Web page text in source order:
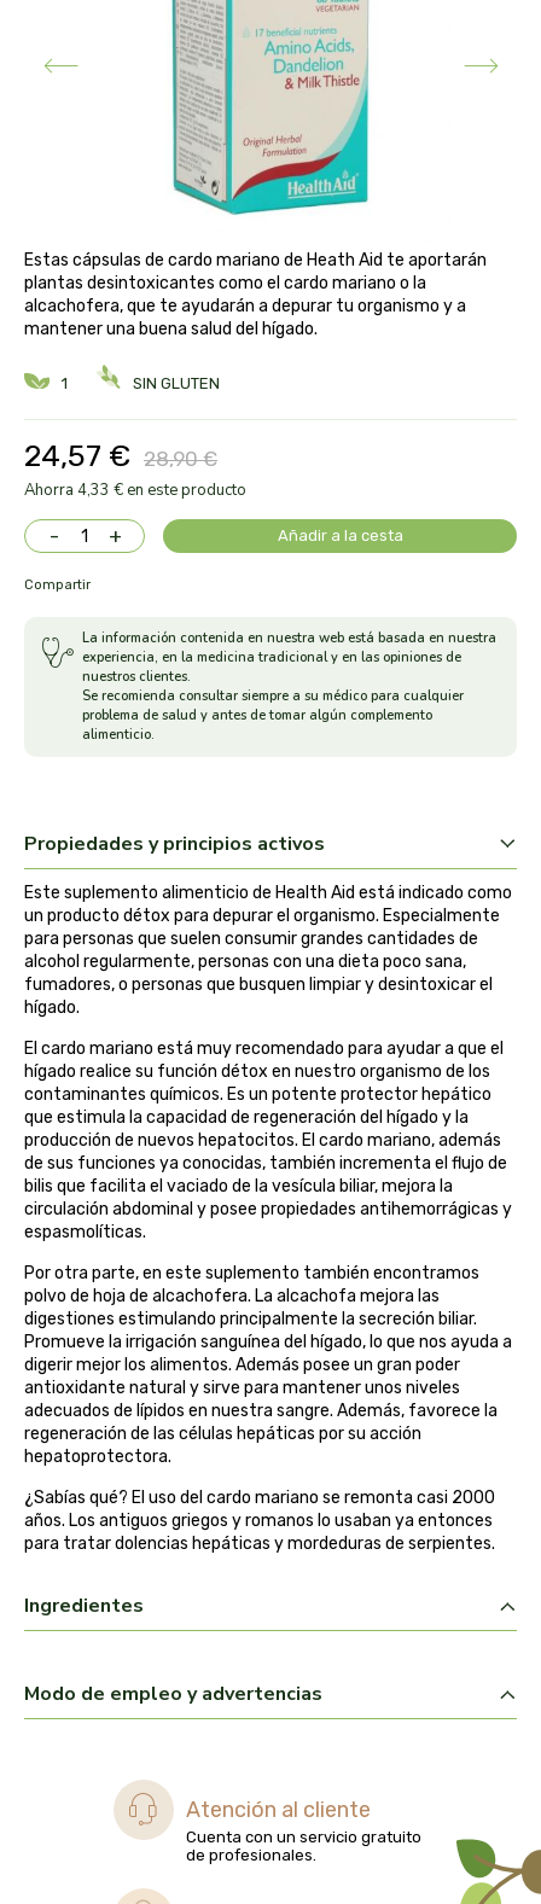
Estas cápsulas de cardo mariano de Heath Aid te aportarán
plantas desintoxicantes como el cardo mariano o la
alcachofera, que te ayudarán a depurar tu organismo y a
mantener una buena salud del hígado.
1 SIN GLUTEN
24,57 € 28,90 €
Ahorra 4,33 € en este producto
- + Añadir a la cesta
Compartir
La información contenida en nuestra web está basada en nuestra
experiencia, en la medicina tradicional y en las opiniones de
nuestros clientes.
Se recomienda consultar siempre a su médico para cualquier
problema de salud y antes de tomar algún complemento
alimenticio.
Propiedades y principios activos
Este suplemento alimenticio de Health Aid está indicado como
un producto détox para depurar el organismo. Especialmente
para personas que suelen consumir grandes cantidades de
alcohol regularmente, personas con una dieta poco sana,
fumadores, o personas que busquen limpiar y desintoxicar el
hígado.
El cardo mariano está muy recomendado para ayudar a que el
hígado realice su función détox en nuestro organismo de los
contaminantes químicos. Es un potente protector hepático
que estimula la capacidad de regeneración del hígado y la
producción de nuevos hepatocitos. El cardo mariano, además
de sus funciones ya conocidas, también incrementa el flujo de
bilis que facilita el vaciado de la vesícula biliar, mejora la
circulación abdominal y posee propiedades antihemorrágicas y
espasmolíticas.
Por otra parte, en este suplemento también encontramos
polvo de hoja de alcachofera. La alcachofa mejora las
digestiones estimulando principalmente la secreción biliar.
Promueve la irrigación sanguínea del hígado, lo que nos ayuda a
digerir mejor los alimentos. Además posee un gran poder
antioxidante natural y sirve para mantener unos niveles
adecuados de lípidos en nuestra sangre. Además, favorece la
regeneración de las células hepáticas por su acción
hepatoprotectora.
¿Sabías qué? El uso del cardo mariano se remonta casi 2000
años. Los antiguos griegos y romanos lo usaban ya entonces
para tratar dolencias hepáticas y mordeduras de serpientes.
Ingredientes
Modo de empleo y advertencias
Atención al cliente
Cuenta con un servicio gratuito
de profesionales.
antiox y nutricosmética
hormonal y salud sexual
vías urinarias y próstata
vista y oídos
protección solar y mosquitos
diy cremas caseras
conservas, patés y sopas
aloe pura laboratorios
alta pasticceria italiana
alter nativa 3
amapola
ana maria lajusticia
armonia
arnidol
arrasate
artemis
arteoliva
bach original
banban
bauck hof
bellsola
belsi
ben&anna
biarritz
bifemme
biobel
biobio
biocop
biofloral
biomix
biotta